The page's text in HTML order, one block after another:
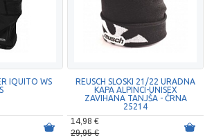
IQUITO WS
REUSCH SLOSKI 21/22 URADNA
KAPA ALPINCI-UNISEX
ZAVIHANA TANJŠA - ČRNA
25214
14,98 €
29,95 €